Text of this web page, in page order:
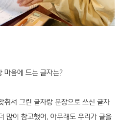
마음에 드는 글자는?
춰서 그린 글자랑 문장으로 쓰신 글자
많이 참고했어. 아무래도 우리가 글을